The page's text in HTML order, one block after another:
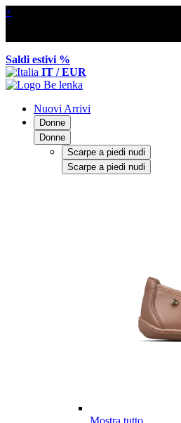
×
Saldi estivi %
IT / EUR
Nuovi Arrivi
Donne
Donne
Scarpe a piedi nudi
Scarpe a piedi nudi
Mostra tutto